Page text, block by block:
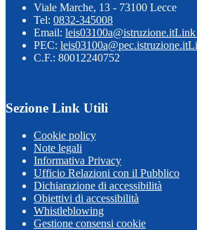
Viale Marche, 13 - 73100 Lecce
Tel: 0832-345008
Email: leis03100a@istruzione.itLink
PEC: leis03100a@pec.istruzione.it
C.F.: 80012240752
Sezione Link Utili
Cookie policy
Note legali
Informativa Privacy
Ufficio Relazioni con il Pubblico
Dichiarazione di accessibilità
Obiettivi di accessibilità
Whistleblowing
Gestione consensi cookie